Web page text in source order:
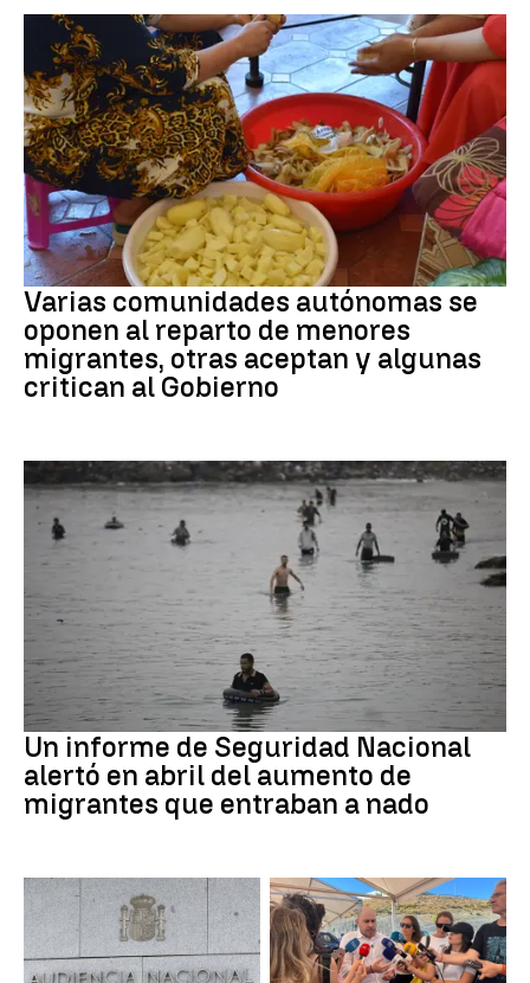
Crisis Migratoria
Varias comunidades autónomas se
oponen al reparto de menores
migrantes, otras aceptan y algunas
critican al Gobierno
Ceuta
Un informe de Seguridad Nacional
alertó en abril del aumento de
migrantes que entraban a nado